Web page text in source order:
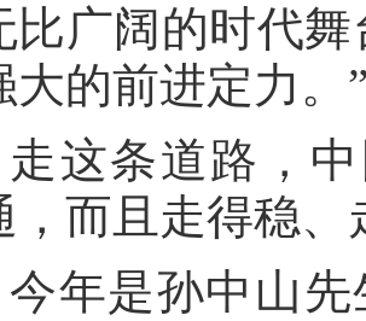
比广阔的时代
大的前进定力。
走这条道路，
，而且走得稳、
今年是孙中山